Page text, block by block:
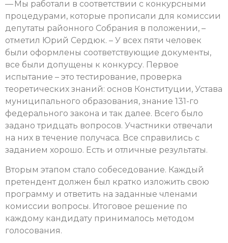
— Мы работали в соответствии с конкурсными
процедурами, которые прописали для комиссии
депутаты районного Собрания в положении, –
отметил Юрий Сердюк. – У всех пяти человек
были оформлены соответствующие документы,
все были допущены к конкурсу. Первое
испытание – это тестирование, проверка
теоретических знаний: основ Конституции, Устава
муниципального образования, знание 131-го
федерального закона и так далее. Всего было
задано тридцать вопросов. Участники отвечали
на них в течение получаса. Все справились с
заданием хорошо. Есть и отличные результаты.
Вторым этапом стало собеседование. Каждый
претендент должен был кратко изложить свою
программу и ответить на заданные членами
комиссии вопросы. Итоговое решение по
каждому кандидату принималось методом
голосования.